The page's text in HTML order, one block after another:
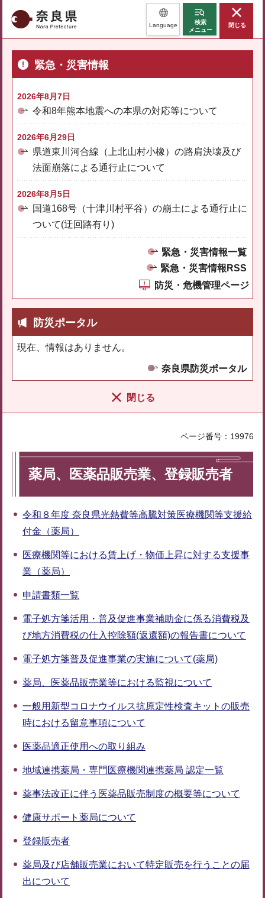
奈良県 Language
検索
メニュー
閉じる
緊急・災害情報
2026年8月7日
令和8年熊本地震への本県の対応等について
2026年6月29日
県道東川河合線（上北山村小橡）の路肩決壊及び
法面崩落による通行止について
2026年8月5日
国道168号（十津川村平谷）の崩土による通行止に
ついて(迂回路有り)
緊急・災害情報一覧
緊急・災害情報RSS
防災・危機管理ページ
防災ポータル
現在、情報はありません。
奈良県防災ポータル
閉じる
ページ番号：19976
薬局、医薬品販売業、登録販売者
令和８年度 奈良県光熱費等高騰対策医療機関等支援給
付金（薬局）
医療機関等における賃上げ・物価上昇に対する支援事
業（薬局）
申請書類一覧
電子処方箋活用・普及促進事業補助金に係る消費税及
び地方消費税の仕入控除額(返還額)の報告書について
電子処方箋普及促進事業の実施について(薬局)
薬局、医薬品販売業等における監視について
一般用新型コロナウイルス抗原定性検査キットの販売
時における留意事項について
医薬品適正使用への取り組み
地域連携薬局・専門医療機関連携薬局 認定一覧
薬事法改正に伴う医薬品販売制度の概要等について
健康サポート薬局について
登録販売者
薬局及び店舗販売業において特定販売を行うことの届
出について